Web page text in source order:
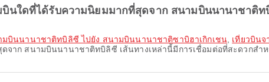
บินใดที่ได้รับความนิยมมากที่สุดจาก สนามบินนานาชาติท
มบินนานาชาติทบิลิซี ไปยัง สนามบินนานาชาติซาบิฮาเกิกเชน, เที่ยวบิน
จาก สนามบินนานาชาติทบิลิซี เส้นทางเหล่านี้มีการเชื่อมต่อที่สะดวกสำ